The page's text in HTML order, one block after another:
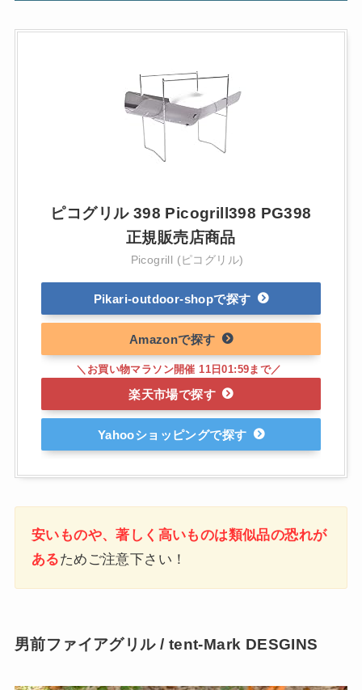
ピコグリル 398 Picogrill398 PG398
正規販売店商品
Picogrill (ピコグリル)
Pikari-outdoor-shop
Amazon
楽天市場
Yahooショッピング
安いものや、著しく高いものは類似品の恐れが
あるためご注意下さい！
男前ファイアグリル / tent-Mark DESGINS